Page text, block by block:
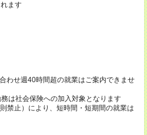
ます
わせ週40時間超の就業はご案内できませ
は社会保険への加入対象となります
禁止）により、短時間・短期間の就業は